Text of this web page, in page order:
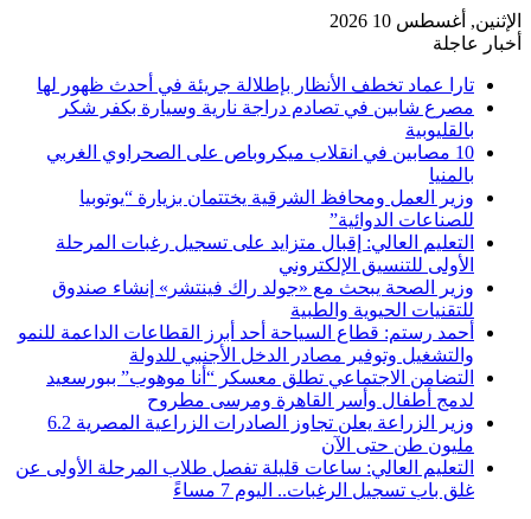
الإثنين, أغسطس 10 2026
أخبار عاجلة
تارا عماد تخطف الأنظار بإطلالة جريئة في أحدث ظهور لها
مصرع شابين في تصادم دراجة نارية وسيارة بكفر شكر
بالقليوبية
10 مصابين في انقلاب ميكروباص على الصحراوي الغربي
بالمنيا
وزير العمل ومحافظ الشرقية يختتمان بزيارة “يوتوبيا
للصناعات الدوائية”
التعليم العالي: إقبال متزايد على تسجيل رغبات المرحلة
الأولى للتنسيق الإلكتروني
وزير الصحة يبحث مع «جولد راك فينتشر» إنشاء صندوق
للتقنيات الحيوية والطبية
أحمد رستم: قطاع السياحة أحد أبرز القطاعات الداعمة للنمو
والتشغيل وتوفير مصادر الدخل الأجنبي للدولة
التضامن الاجتماعي تطلق معسكر “أنا موهوب” ببورسعيد
لدمج أطفال وأسر القاهرة ومرسى مطروح
وزير الزراعة يعلن تجاوز الصادرات الزراعية المصرية 6.2
مليون طن حتى الآن
التعليم العالي: ساعات قليلة تفصل طلاب المرحلة الأولى عن
غلق باب تسجيل الرغبات.. اليوم 7 مساءً